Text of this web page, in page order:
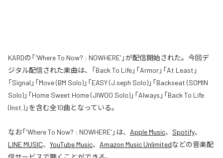
KARDの「'Where To Now? : NOWHERE'」が配信開始された。今回デ
ジタル配信された楽曲は、「Back To Life」「Armor」「At Least」
「Signal」「Move (BM Solo)」「EASY (J.seph Solo)」「Backseat (SOMIN
Solo)」「Home Sweet Home (JIWOO Solo)」「Always」「Back To Life
(Inst.)」を含む全10曲となっている。
なお「'Where To Now? : NOWHERE' 」は、 Apple Music、 Spotify、
LINE MUSIC、 YouTube Music、 Amazon Music Unlimitedなどの音楽配